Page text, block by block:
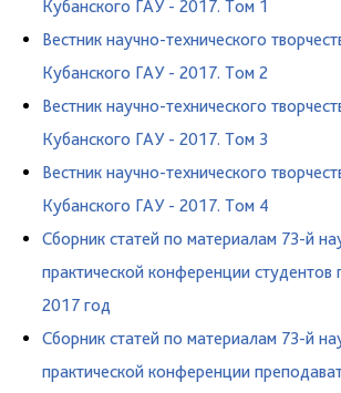
Кубанского ГАУ - 2017. Том 1
Вестник научно-технического
Кубанского ГАУ - 2017. Том 2
Вестник научно-технического
Кубанского ГАУ - 2017. Том 3
Вестник научно-технического
Кубанского ГАУ - 2017. Том 4
Сборник статей по материалам 73-й
практической конференции
2017 год
Cборник статей по материалам 73-й
практической конференции